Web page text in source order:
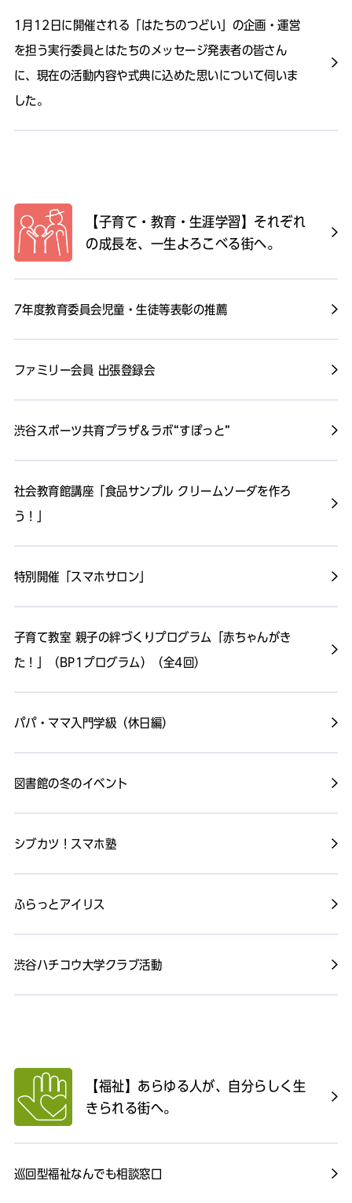
1月12日に開催される「はたちのつどい」の企画・運営
を担う実行委員とはたちのメッセージ発表者の皆さん
に、現在の活動内容や式典に込めた思いについて伺いま
した。
【子育て・教育・生涯学習】それぞれ
の成長を、一生よろこべる街へ。
7年度教育委員会児童・生徒等表彰の推薦
ファミリー会員 出張登録会
渋谷スポーツ共育プラザ＆ラボ“すぽっと”
社会教育館講座「食品サンプル クリームソーダを作ろ
う！」
特別開催「スマホサロン」
子育て教室 親子の絆づくりプログラム「赤ちゃんがき
た！」（BP1プログラム）（全4回）
パパ・ママ入門学級（休日編）
図書館の冬のイベント
シブカツ！スマホ塾
ふらっとアイリス
渋谷ハチコウ大学クラブ活動
【福祉】あらゆる人が、自分らしく生
きられる街へ。
巡回型福祉なんでも相談窓口